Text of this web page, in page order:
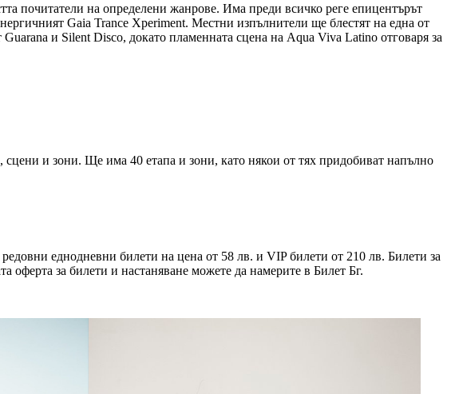
почитатели на определени жанрове. Има преди всичко реге епицентърът
Gaia Trance Xperiment. Местни изпълнители ще блестят на една от
и Silent Disco, докато пламенната сцена на Aqua Viva Latino отговаря за
сцени и зони. Ще има 40 етапа и зони, като някои от тях придобиват напълно
еднодневни билети на цена от 58 лв. и VIP билети от 210 лв. Билети за
оферта за билети и настаняване можете да намерите в Билет Бг.